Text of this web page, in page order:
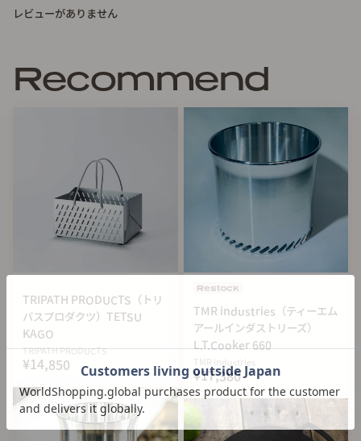
専用リフター２本、収納袋付き。
【基本情報】
・製品名 極上鉄板「TAKAO 70」リフター付き
・サイズ 鉄板 16mm/125mm/170mm/2455g（サイズ
は全て約）
レビューがありません
Recommend
TRIPATH PRODUCTS（トリ
パスプロダクツ）TETSU
KAGO
TRIPATH PRODUCTS
¥14,850
Restock
TMR industries（ティーエム
アールインダストリーズ）
L.T.Cooker 660
¥17,380